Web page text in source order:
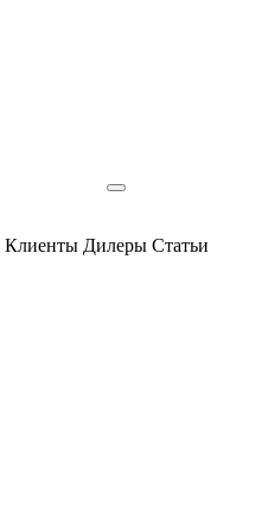
Клиенты Дилеры Статьи